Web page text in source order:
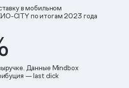
в мобильном
CITY по итогам 2023 года
Данные Mindbox
— last click